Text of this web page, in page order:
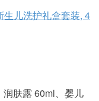
生儿洗护礼盒套装, 4
肤露 60ml、婴儿